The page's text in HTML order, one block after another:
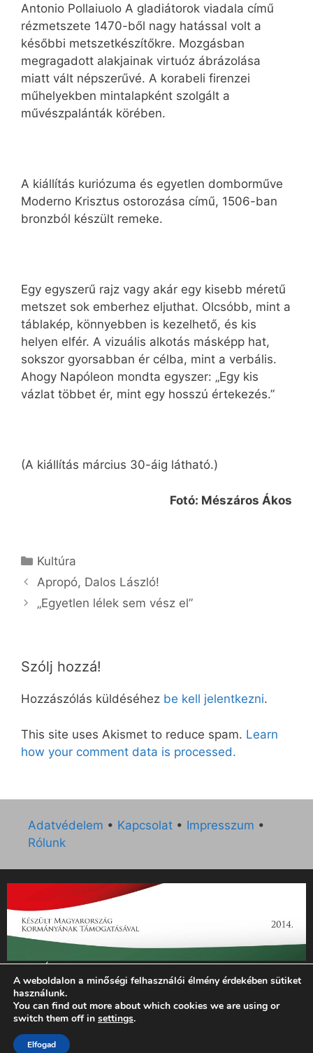
Antonio Pollaiuolo A gladiátorok viadala című
rézmetszete 1470-ből nagy hatással volt a
későbbi metszetkészítőkre. Mozgásban
megragadott alakjainak virtuóz ábrázolása
miatt vált népszerűvé. A korabeli firenzei
műhelyekben mintalapként szolgált a
művészpalánták körében.
A kiállítás kuriózuma és egyetlen domborműve
Moderno Krisztus ostorozása című, 1506-ban
bronzból készült remeke.
Egy egyszerű rajz vagy akár egy kisebb méretű
metszet sok emberhez eljuthat. Olcsóbb, mint a
táblakép, könnyebben is kezelhető, és kis
helyen elfér. A vizuális alkotás másképp hat,
sokszor gyorsabban ér célba, mint a verbális.
Ahogy Napóleon mondta egyszer: „Egy kis
vázlat többet ér, mint egy hosszú értekezés.”
(A kiállítás március 30-áig látható.)
Fotó: Mészáros Ákos
Kategória
Kultúra
Apropó, Dalos László!
„Egyetlen lélek sem vész el”
Szólj hozzá!
Hozzászólás küldéséhez be kell jelentkezni.
This site uses Akismet to reduce spam. Learn
how your comment data is processed.
Adatvédelem • Kapcsolat • Impresszum •
Rólunk
„Az Új Ember katolikus hetilap 2014. évi működésének
támogatását az EGYH-KCP-14-P-0121 sz. támogatási
szerződés keretében 3 000 000 Ft összegben támogatta az
Emberi Erőforrások Minisztériuma.”
© 2026 Magyar Kurír - Új Ember
A weboldalon a minőségi felhasználói élmény érdekében sütiket
használunk.
You can find out more about which cookies we are using or
switch them off in settings.
Elfogad